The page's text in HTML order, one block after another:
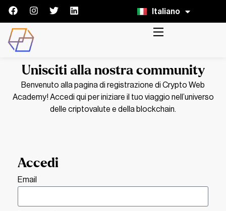
Italiano
English
Unisciti alla nostra community
Benvenuto alla pagina di registrazione di Crypto Web
Academy! Accedi qui per iniziare il tuo viaggio nell’universo
delle criptovalute e della blockchain.
Accedi
Email